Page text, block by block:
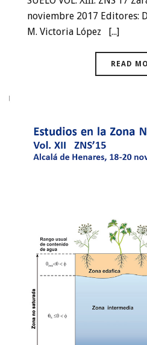
noviembre 2017 Editores:
M. Victoria López [...]
READ